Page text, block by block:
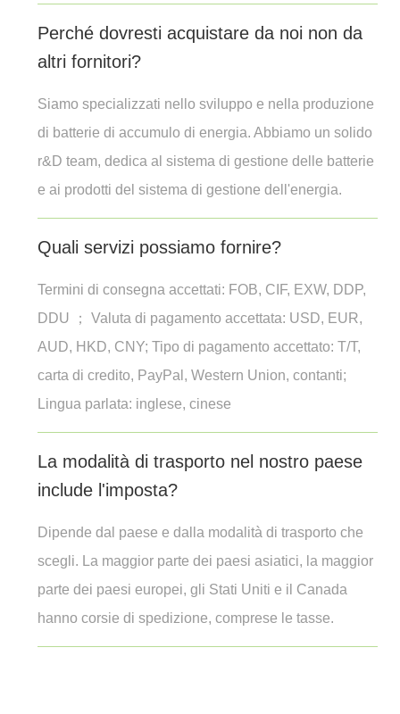
Perché dovresti acquistare da noi non da
altri fornitori?
Siamo specializzati nello sviluppo e nella produzione
di batterie di accumulo di energia. Abbiamo un solido
r&D team, dedica al sistema di gestione delle batterie
e ai prodotti del sistema di gestione dell'energia.
Quali servizi possiamo fornire?
Termini di consegna accettati: FOB, CIF, EXW, DDP,
DDU ； Valuta di pagamento accettata: USD, EUR,
AUD, HKD, CNY; Tipo di pagamento accettato: T/T,
carta di credito, PayPal, Western Union, contanti;
Lingua parlata: inglese, cinese
La modalità di trasporto nel nostro paese
include l'imposta?
Dipende dal paese e dalla modalità di trasporto che
scegli. La maggior parte dei paesi asiatici, la maggior
parte dei paesi europei, gli Stati Uniti e il Canada
hanno corsie di spedizione, comprese le tasse.